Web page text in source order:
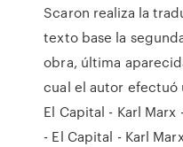
Scaron realiza la
texto base la
obra, última
cual el autor efectuó
El Capital - Karl Marx
- El Capital - Karl